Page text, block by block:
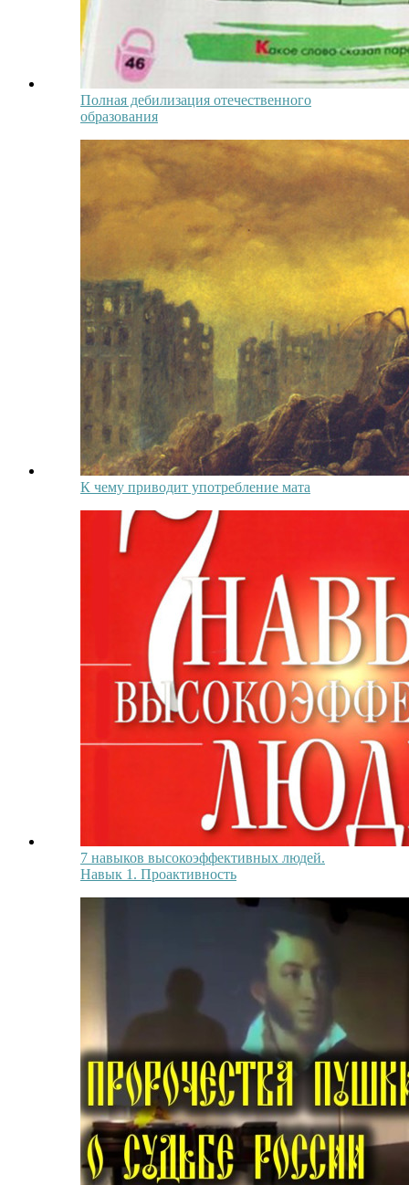
Полная дебилизация отечественного
образования
К чему приводит употребление мата
7 навыков высокоэффективных людей.
Навык 1. Проактивность